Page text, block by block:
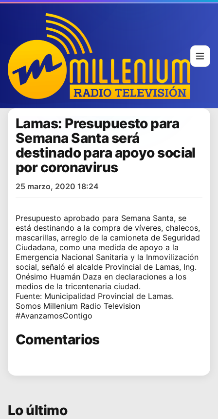
Lamas: Presupuesto para
Semana Santa será
destinado para apoyo social
por coronavirus
25 marzo, 2020 18:24
Presupuesto aprobado para Semana Santa, se
está destinando a la compra de víveres, chalecos,
mascarillas, arreglo de la camioneta de Seguridad
Ciudadana, como una medida de apoyo a la
Emergencia Nacional Sanitaria y la Inmovilización
social, señaló el alcalde Provincial de Lamas, Ing.
Onésimo Huamán Daza en declaraciones a los
medios de la tricentenaria ciudad.
Fuente: Municipalidad Provincial de Lamas.
Somos Millenium Radio Television
#AvanzamosContigo
Comentarios
Lo último